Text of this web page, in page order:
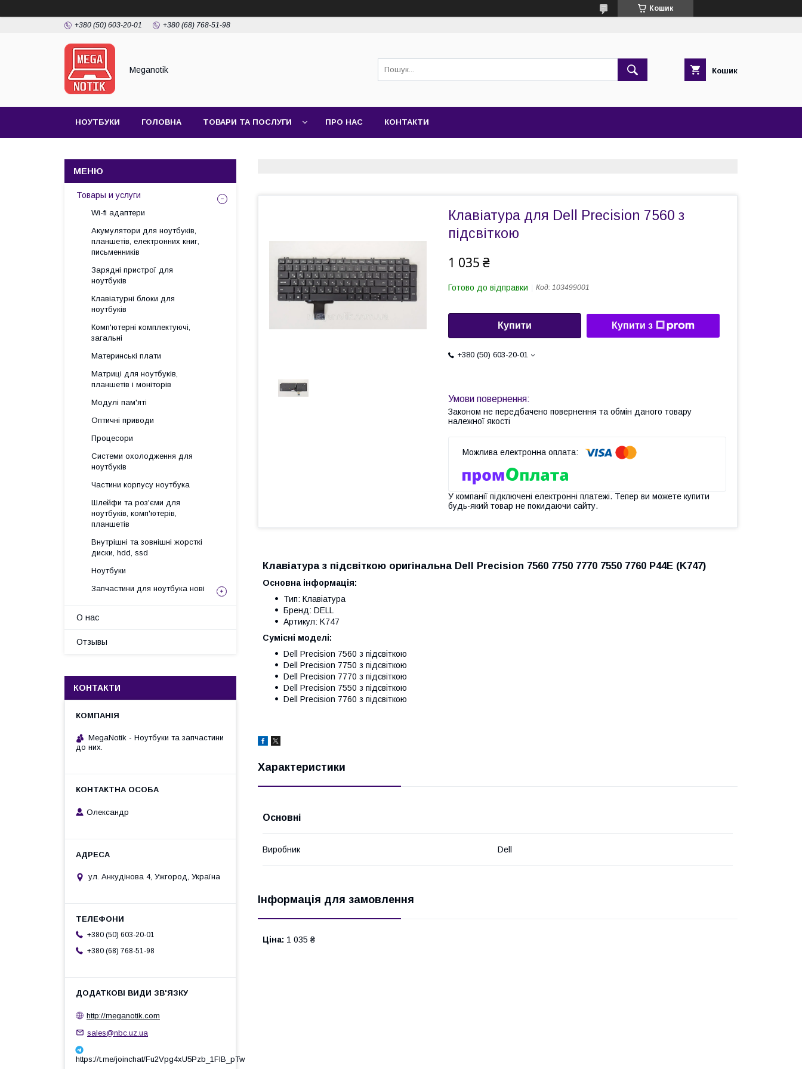
Кошик
+380 (50) 603-20-01 +380 (68) 768-51-98
Meganotik Кошик
НОУТБУКИ ГОЛОВНА ТОВАРИ ТА ПОСЛУГИ ПРО НАС КОНТАКТИ
Клавіатура для Dell Precision 7560 з
підсвіткою
1 035 ₴
Готово до відправки Код: 103499001
Купити Купити з
+380 (50) 603-20-01
Законом не передбачено повернення та обмін даного товару
належної якості
У компанії підключені електронні платежі. Тепер ви можете купити
будь-який товар не покидаючи сайту.
Клавіатура з підсвіткою оригінальна Dell Precision 7560 7750 7770 7550 7760 P44E (K747)
Основна інформація:
Тип: Клавіатура
Бренд: DELL
Артикул: K747
Сумісні моделі:
Dell Precision 7560 з підсвіткою
Dell Precision 7750 з підсвіткою
Dell Precision 7770 з підсвіткою
Dell Precision 7550 з підсвіткою
Dell Precision 7760 з підсвіткою
Характеристики
Основні
Виробник Dell
Інформація для замовлення
Ціна: 1 035 ₴
Товары и услуги
Wi-fi адаптери
Акумулятори для ноутбуків,
планшетів, електронних книг,
письменників
Зарядні пристрої для
ноутбуків
Клавіатурні блоки для
ноутбуків
Комп'ютерні комплектуючі,
загальні
Материнські плати
Матриці для ноутбуків,
планшетів і моніторів
Модулі пам'яті
Оптичні приводи
Процесори
Системи охолодження для
ноутбуків
Частини корпусу ноутбука
Шлейфи та роз'єми для
ноутбуків, комп'ютерів,
планшетів
Внутрішні та зовнішні жорсткі
диски, hdd, ssd
Ноутбуки
Запчастини для ноутбука нові
О нас
Отзывы
КОНТАКТИ
MegaNotik - Ноутбуки та запчастини
до них.
Олександр
ул. Анкудінова 4, Ужгород, Україна
+380 (50) 603-20-01
+380 (68) 768-51-98
http://meganotik.com
sales@nbc.uz.ua
https://t.me/joinchat/Fu2Vpg4xU5Pzb_1FIB_pTw